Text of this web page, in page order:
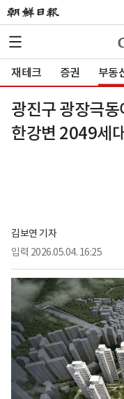
재테크 증권 부동
광진구 광장극
한강변 2049세
김보연 기자
입력 2026.05.04. 16:25